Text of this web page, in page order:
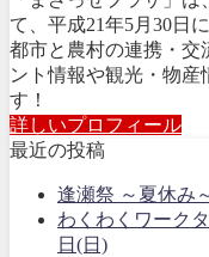
て、平成21年5月30日
都市と農村の連携・交
ント情報や観光・物産
す！
詳しいプロフィール
最近の投稿
逢瀬祭 ～夏休み
わくわくワーク
日(日)